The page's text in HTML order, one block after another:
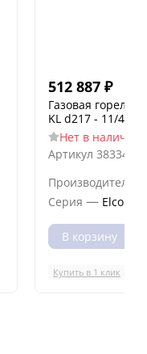
512 887 ₽
Газовая горелка
KL d217 - 11/4 -
Нет в наличии
Артикул 3833408
Производитель
Серия — Elco
В корзину
Купить в 1 клик